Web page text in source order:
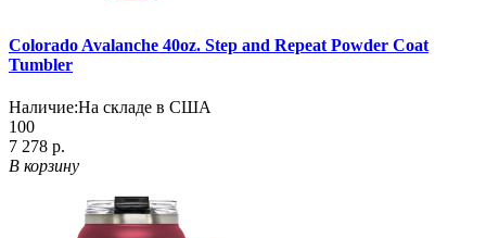
Colorado Avalanche 40oz. Step and Repeat Powder Coat
Tumbler
Наличие:На складе в США
100
7 278 р.
В корзину